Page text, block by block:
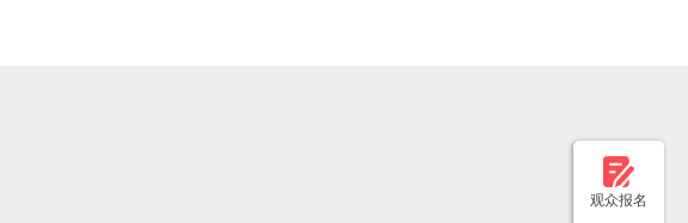
观众报名